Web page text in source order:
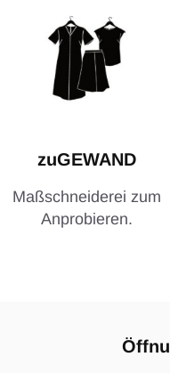
zuGEWAND
Maßschneiderei zum
Anprobieren.